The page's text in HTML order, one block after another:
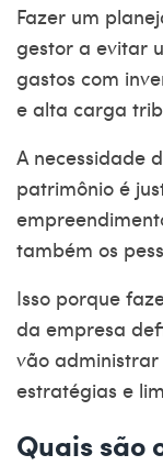
Fazer um
gestor a evitar
gastos com
e alta carga
A necessidade
patrimônio é
também os
Isso porque
da empresa
vão administrar
estratégias e
Quais são